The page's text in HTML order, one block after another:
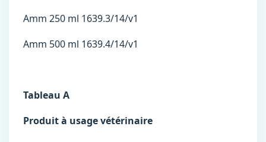
Amm 250 ml 1639.3/14/v1
Amm 500 ml 1639.4/14/v1
Tableau A
Produit à usage vétérinaire